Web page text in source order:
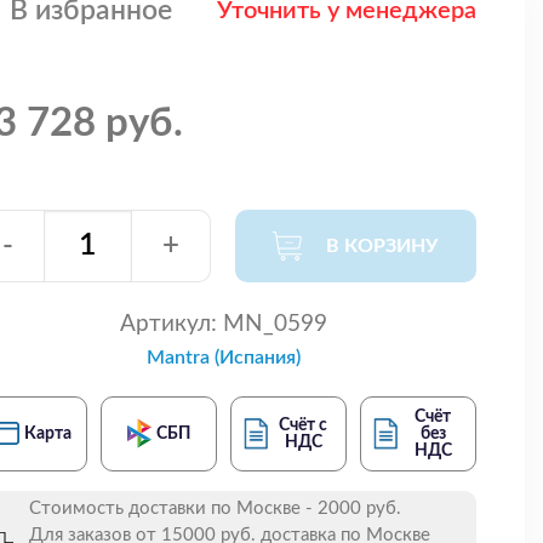
В избранное Уточнить у менеджера
728 руб.
- + В КОРЗИНУ
Артикул: MN_0599
Mantra (Испания)
Карта СБП
Счёт с
НДС
Счёт
без
НДС
Стоимость доставки по Москве - 2000 руб.
Для заказов от 15000 руб. доставка по Москве